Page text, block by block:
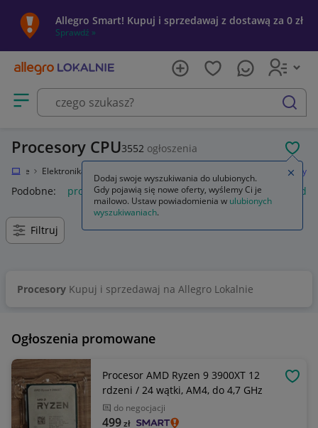
Allegro Smart! Kupuj i sprzedawaj z dostawą za 0 zł
Sprawdź »
Otwórz menu z kategoriami
szukaj
Procesory CPU3552 ogłoszenia
Elektronika Procesory
Podobne: procesor procesory efekty preampy procesor
Filtruj
Procesory Kupuj i sprzedawaj na Allegro Lokalnie
Ogłoszenia promowane
Procesor AMD Ryzen 9 3900XT 12
rdzeni / 24 wątki, AM4, do 4,7 GHz
do negocjacji
499zł
Dodaj swoje wyszukiwania do ulubionych.
Gdy pojawią się nowe oferty, wyślemy Ci je
mailowo. Ustaw powiadomienia w ulubionych
wyszukiwaniach.